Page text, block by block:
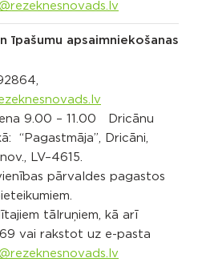
īpašumu apsaimniekošanas
9.00 – 11.00 Dricānu
“Pagastmāja”, Dricāni,
LV–4615.
pārvaldes pagastos
tālruņiem, kā arī
vai rakstot uz e-pasta